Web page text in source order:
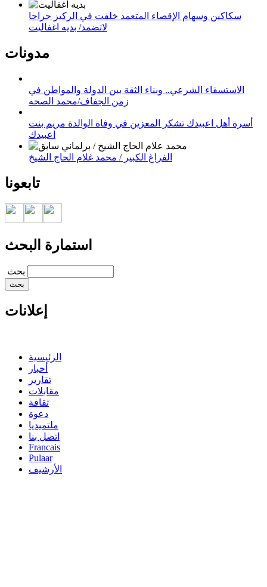
سكاكين وسهام الإقصاء المتعمد خلفت في الركيز جراحا
لاتضمد/ بديه اغفاليت
مدونات
الاستسقاء الشرعي.. وبناء الثقة بين الدولة والمواطن في
زمن الجفاف/محمد الصحه
أسرة أهل اعبيدك تشكر المعزين في وفاة الوالدة مريم بنت
اعبيدك
الفراغ الكبير / محمد غلام الحاج الشيخ
تابعونا
استمارة البحث
‏بحث ‏
إعلانات
الرئيسية
أخبار
تقارير
مقابلات
ثقافة
دعوة
ملتميديا
اتصل بنا
Francais
Pulaar
الأرشيف